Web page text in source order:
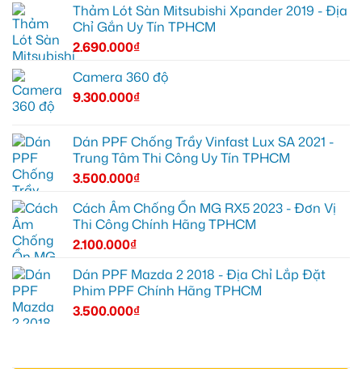
Thảm Lót Sàn Mitsubishi Xpander 2019 - Địa
Chỉ Gắn Uy Tín TPHCM
2.690.000₫
Camera 360 độ
9.300.000₫
Dán PPF Chống Trầy Vinfast Lux SA 2021 -
Trung Tâm Thi Công Uy Tín TPHCM
3.500.000₫
Cách Âm Chống Ồn MG RX5 2023 - Đơn Vị
Thi Công Chính Hãng TPHCM
2.100.000₫
Dán PPF Mazda 2 2018 - Địa Chỉ Lắp Đặt
Phim PPF Chính Hãng TPHCM
3.500.000₫